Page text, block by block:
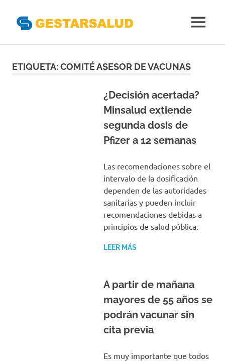
Gestoras
MENÚ
ETIQUETA:COMITÉ ASESOR DE VACUNAS
¿Decisión acertada?
Minsalud extiende
segunda dosis de
Pfizer a 12 semanas
Las recomendaciones sobre el
intervalo de la dosificación
dependen de las autoridades
sanitarias y pueden incluir
recomendaciones debidas a
principios de salud pública.
LEER MÁS
A partir de mañana
mayores de 55 años se
podrán vacunar sin
cita previa
Es muy importante que todos